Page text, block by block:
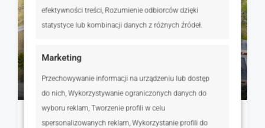
efektywności treści, Rozumienie odbiorców dzięki
statystyce lub kombinacji danych z różnych źródeł.
Marketing
Przechowywanie informacji na urządzeniu lub dostęp
do nich, Wykorzystywanie ograniczonych danych do
wyboru reklam, Tworzenie profili w celu
spersonalizowanych reklam, Wykorzystanie profili do
Działka gotowa do zabudowy Dopiewo